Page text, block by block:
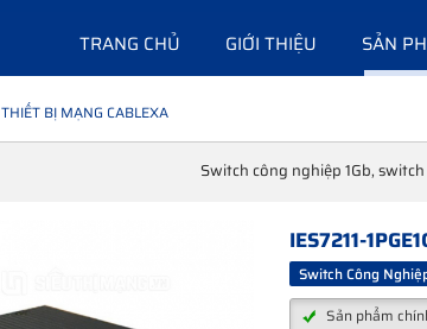
TRANG CHỦ GIỚI THIỆU SẢN
THIẾT BỊ MẠNG CABLEXA
Switch công nghiệp 1Gb,
IES7211-
Switch Công
Sản phẩm